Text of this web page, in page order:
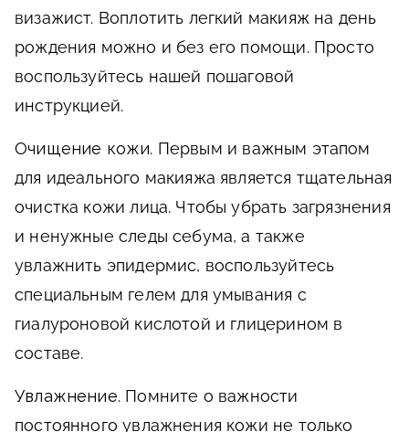
визажист. Воплотить легкий макияж на день
рождения можно и без его помощи. Просто
воспользуйтесь нашей пошаговой
инструкцией.
Очищение кожи. Первым и важным этапом
для идеального макияжа является тщательная
очистка кожи лица. Чтобы убрать загрязнения
и ненужные следы себума, а также
увлажнить эпидермис, воспользуйтесь
специальным гелем для умывания с
гиалуроновой кислотой и глицерином в
составе.
Увлажнение. Помните о важности
постоянного увлажнения кожи не только